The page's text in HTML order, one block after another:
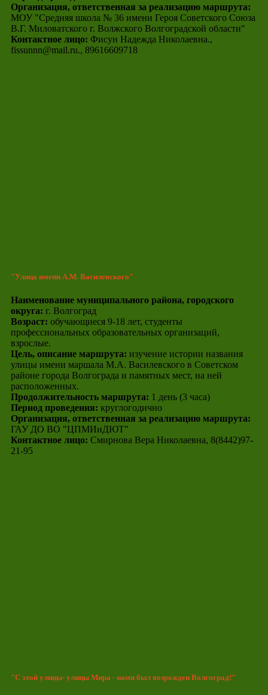
Организация, ответственная за реализацию маршрута:
МОУ "Средняя школа № 36 имени Героя Советского Союза
В.Г. Миловатского г. Волжского Волгоградской области"
Контактное лицо: Фисун Надежда Николаевна.,
fissunnn@mail.ru., 89616609718
"Улица имени А.М. Василевского"
Наименование муниципального района, городского
округа: г. Волгоград
Возраст: обучающиеся 9-18 лет, студенты
профессиональных образовательных организаций,
взрослые.
Цель, описание маршрута: изучение истории названия
улицы имени маршала М.А. Василевского в Советском
районе города Волгограда и памятных мест, на ней
расположенных.
Продолжительность маршрута: 1 день (3 часа)
Период проведения: круглогодично
Организация, ответственная за реализацию маршрута:
ГАУ ДО ВО "ЦПМИиДЮТ"
Контактное лицо: Смирнова Вера Николаевна, 8(8442)97-
21-95
"С этой улицы- улицы Мира - нами был возрожден Волгоград!"